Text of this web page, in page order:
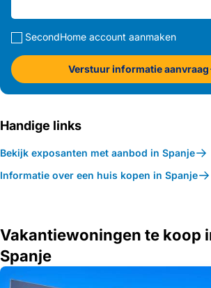
SecondHome account aanmaken
Verstuur informatie aanvraag
Handige links
Bekijk exposanten met aanbod in Spanje
Informatie over een huis kopen in Spanje
Vakantiewoningen te koop
Spanje